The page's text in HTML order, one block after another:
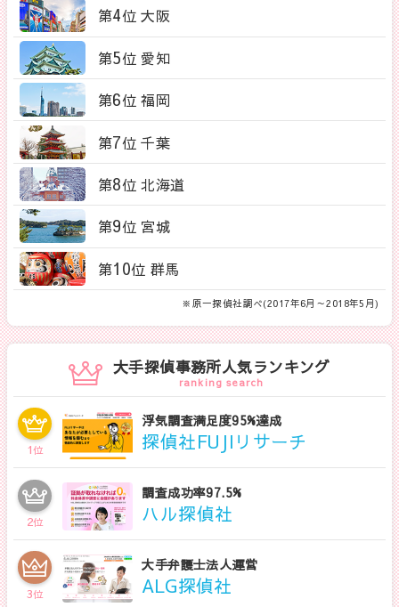
第4位 大阪
第5位 愛知
第6位 福岡
第7位 千葉
第8位 北海道
第9位 宮城
第10位 群馬
※原一探偵社調べ(2017年6月～2018年5月)
大手探偵事務所人気ランキング
ranking search
1位
浮気調査満足度95%達成
探偵社FUJIリサーチ
2位
調査成功率97.5%
ハル探偵社
3位
大手弁護士法人運営
ALG探偵社